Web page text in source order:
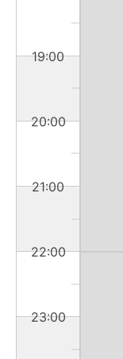
19:00
20:00
21:00
22:00
23:00